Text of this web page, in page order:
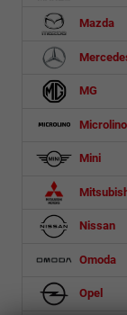
Mazda
MG
Microlino
Mini
Nissan
Omoda
Opel